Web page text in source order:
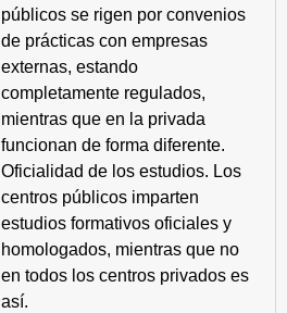
públicos se rigen por convenios
de prácticas con empresas
externas, estando
completamente regulados,
mientras que en la privada
funcionan de forma diferente.
Oficialidad de los estudios. Los
centros públicos imparten
estudios formativos oficiales y
homologados, mientras que no
en todos los centros privados es
así.